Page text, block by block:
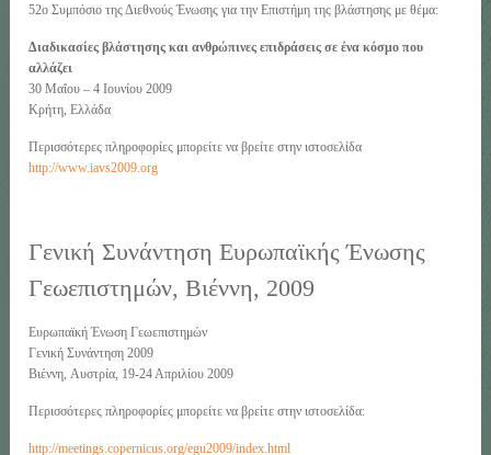
52ο Συμπόσιο της Διεθνούς Ένωσης για την Επιστήμη της βλάστησης με θέμα:
Διαδικασίες βλάστησης και ανθρώπινες επιδράσεις σε ένα κόσμο που
αλλάζει
30 Μαΐου – 4 Ιουνίου 2009
Κρήτη, Ελλάδα
Περισσότερες πληροφορίες μπορείτε να βρείτε στην ιστοσελίδα
http://www.iavs2009.org
Γενική Συνάντηση Ευρωπαϊκής Ένωσης
Γεωεπιστημών, Βιέννη, 2009
Ευρωπαϊκή Ένωση Γεωεπιστημών
Γενική Συνάντηση 2009
Βιέννη, Aυστρία, 19-24 Απριλίου 2009
Περισσότερες πληροφορίες μπορείτε να βρείτε στην ιστοσελίδα:
http://meetings.copernicus.org/egu2009/index.html